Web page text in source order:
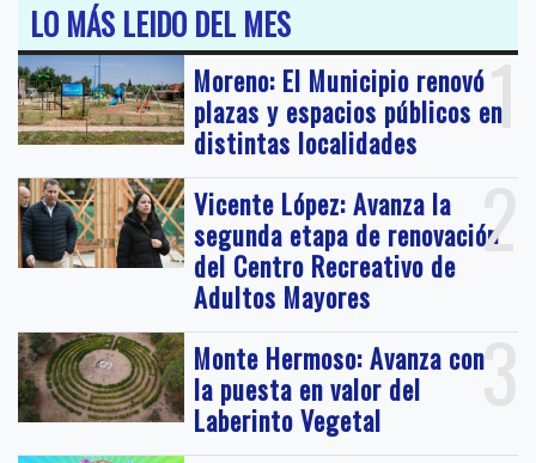
LO MÁS LEIDO DEL MES
1
Moreno: El Municipio renovó
plazas y espacios públicos en
distintas localidades
2
Vicente López: Avanza la
segunda etapa de renovación
del Centro Recreativo de
Adultos Mayores
3
Monte Hermoso: Avanza con
la puesta en valor del
Laberinto Vegetal